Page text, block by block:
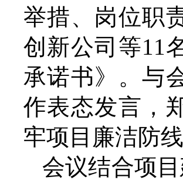
举措、岗位职
创新公司等11
承诺书》。与
作表态发言，
牢项目廉洁防线
会议结合项